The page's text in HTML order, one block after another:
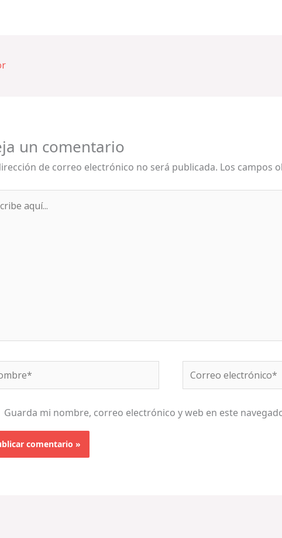
un comentario
de correo electrónico no será publicada. Los campos
Correo
electrónico*
Guarda mi nombre, correo electrónico y web en este